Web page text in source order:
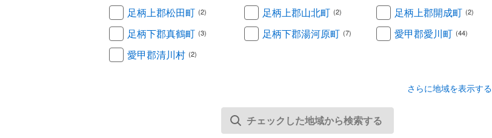
足柄上郡松田町 (2) 足柄上郡山北町 (2) 足柄上郡開成町 (2)
足柄下郡真鶴町 (3) 足柄下郡湯河原町 (7) 愛甲郡愛川町 (44)
愛甲郡清川村 (2)
さらに地域を表示する